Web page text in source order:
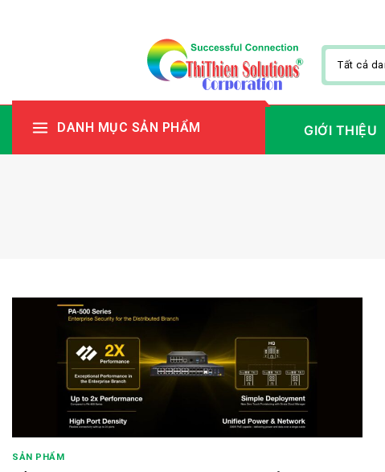
DANH MỤC SẢN PHẨM GIỚI THIỆU
SẢN PHẨM